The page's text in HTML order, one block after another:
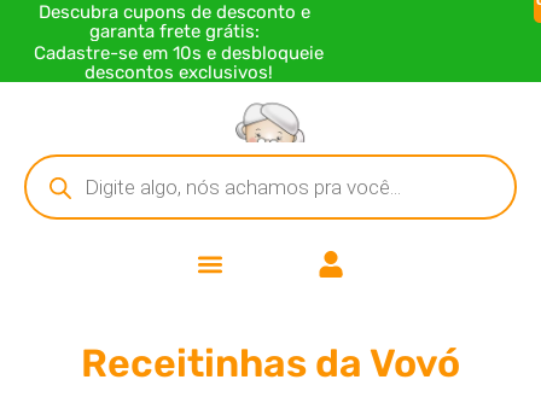
Descubra cupons de desconto e
garanta frete grátis:
Cadastre-se em 10s e desbloqueie
descontos exclusivos!
Receitinhas da Vovó